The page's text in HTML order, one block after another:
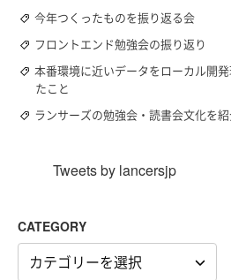
今年つくったものを振り返る会
フロントエンド勉強会の振り返り
本番環境に近いデータをローカル開
たこと
ランサーズの勉強会・読書会文化を
Tweets by lancersjp
CATEGORY
CATEGORY